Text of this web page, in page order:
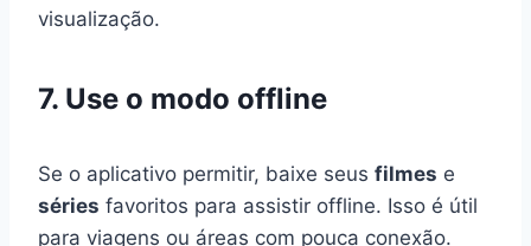
visualização.
7. Use o modo offline
Se o aplicativo permitir, baixe seus filmes e
séries favoritos para assistir offline. Isso é útil
para viagens ou áreas com pouca conexão.